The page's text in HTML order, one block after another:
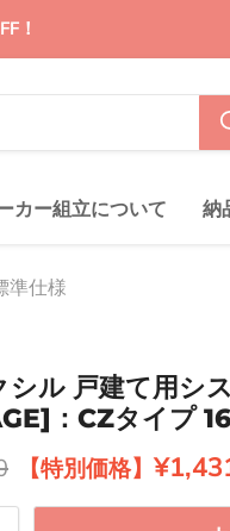
！
カー組立について 納
準仕様
ル 戸建て用シ
：CZタイプ
現在